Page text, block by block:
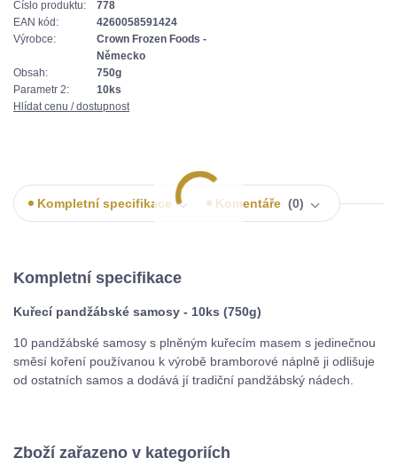
Číslo produktu:
778
EAN kód:
4260058591424
Výrobce:
Crown Frozen Foods -
Německo
Obsah:
750g
Parametr 2:
10ks
Hlídat cenu / dostupnost
Kompletní specifikace Komentáře 0
Kompletní specifikace
Kuřecí pandžábské samosy - 10ks (750g)
10 pandžábské samosy s plněným kuřecím masem s jedinečnou
směsí koření používanou k výrobě bramborové náplně ji odlišuje
od ostatních samos a dodává jí tradiční pandžábský nádech.
Zboží zařazeno v kategoriích